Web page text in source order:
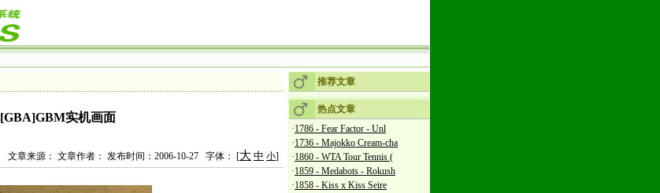
[GBA]GBM实机画面
文章来源： 文章作者： 发布时间：2006-10-27 字体： [大 中 小]
推荐文章
热点文章
·1786 - Fear Factor - Unl
·1736 - Majokko Cream-cha
·1860 - WTA Tour Tennis (
·1859 - Medabots - Rokush
·1858 - Kiss x Kiss Seire